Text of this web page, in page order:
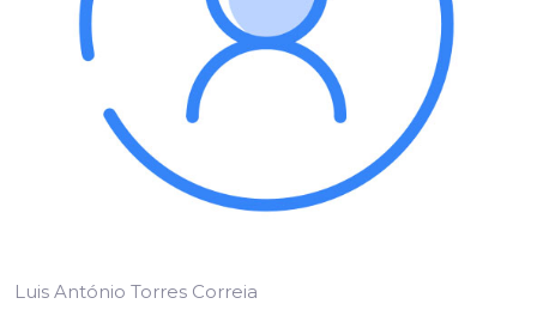
Luis António Torres Correia